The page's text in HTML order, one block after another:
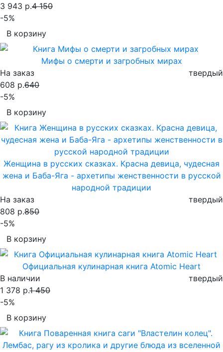
3 943 р.4 150
-5%
В корзину
Мифы о смерти и загробных мирах
На заказ
твердый
608 р.640
-5%
В корзину
Женщина в русских сказках. Красна девица, чудесная
жена и Баба-Яга - архетипы женственности в русской
народной традиции
На заказ
твердый
808 р.850
-5%
В корзину
Официальная кулинарная книга Atomic Heart
В наличии
твердый
1 378 р.1 450
-5%
В корзину